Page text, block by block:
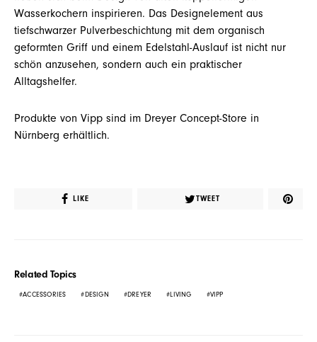
Wasserkochern inspirieren. Das Designelement aus
tiefschwarzer Pulverbeschichtung mit dem organisch
geformten Griff und einem Edelstahl-Auslauf ist nicht nur
schön anzusehen, sondern auch ein praktischer
Alltagshelfer.
Produkte von Vipp sind im Dreyer Concept-Store in
Nürnberg erhältlich.
LIKE TWEET
Related Topics
ACCESSORIES DESIGN DREYER LIVING VIPP